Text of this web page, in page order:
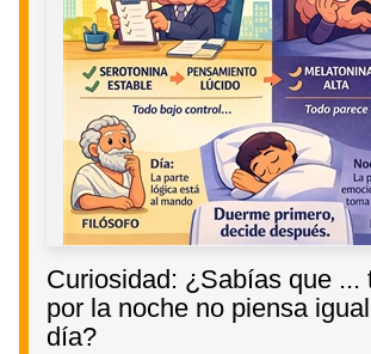
Curiosidad: ¿Sabías que ...
por la noche no piensa
día?